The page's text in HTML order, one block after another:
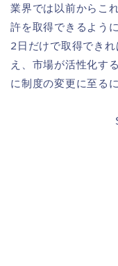
業界では以前からこ
許を取得できるよう
2日だけで取得でき
え、市場が活性化す
に制度の変更に至る